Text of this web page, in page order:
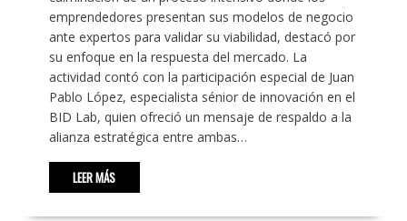
emprendedores presentan sus modelos de negocio
ante expertos para validar su viabilidad, destacó por
su enfoque en la respuesta del mercado. La
actividad contó con la participación especial de Juan
Pablo López, especialista sénior de innovación en el
BID Lab, quien ofreció un mensaje de respaldo a la
alianza estratégica entre ambas…
LEER MÁS